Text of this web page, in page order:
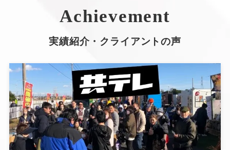
Achievement
実績紹介・クライアントの声